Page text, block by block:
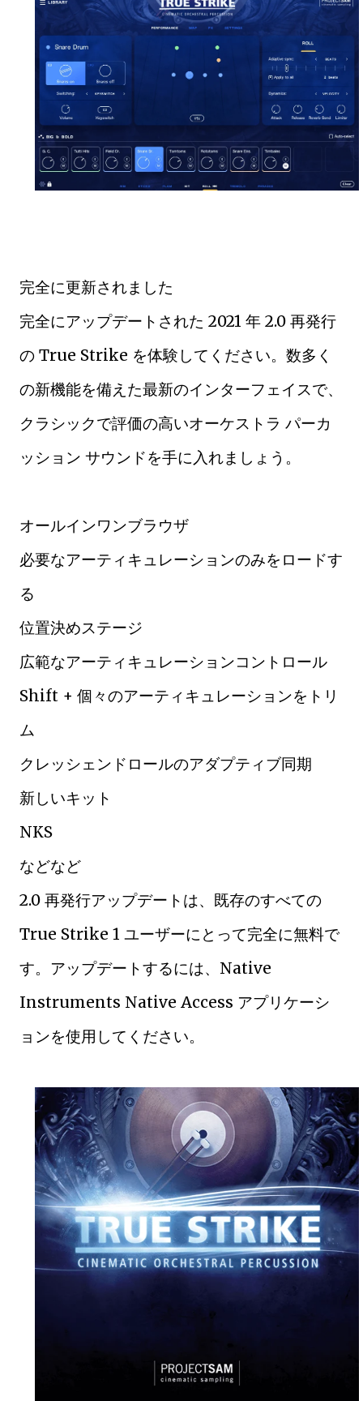
完全に更新されました
完全にアップデートされた 2021 年 2.0 再発行
の True Strike を体験してください。数多く
の新機能を備えた最新のインターフェイスで、
クラシックで評価の高いオーケストラ パーカ
ッション サウンドを手に入れましょう。
オールインワンブラウザ
必要なアーティキュレーションのみをロードす
る
位置決めステージ
広範なアーティキュレーションコントロール
Shift + 個々のアーティキュレーションをトリ
ム
クレッシェンドロールのアダプティブ同期
新しいキット
NKS
などなど
2.0 再発行アップデートは、既存のすべての
True Strike 1 ユーザーにとって完全に無料で
す。アップデートするには、Native
Instruments Native Access アプリケーシ
ョンを使用してください。